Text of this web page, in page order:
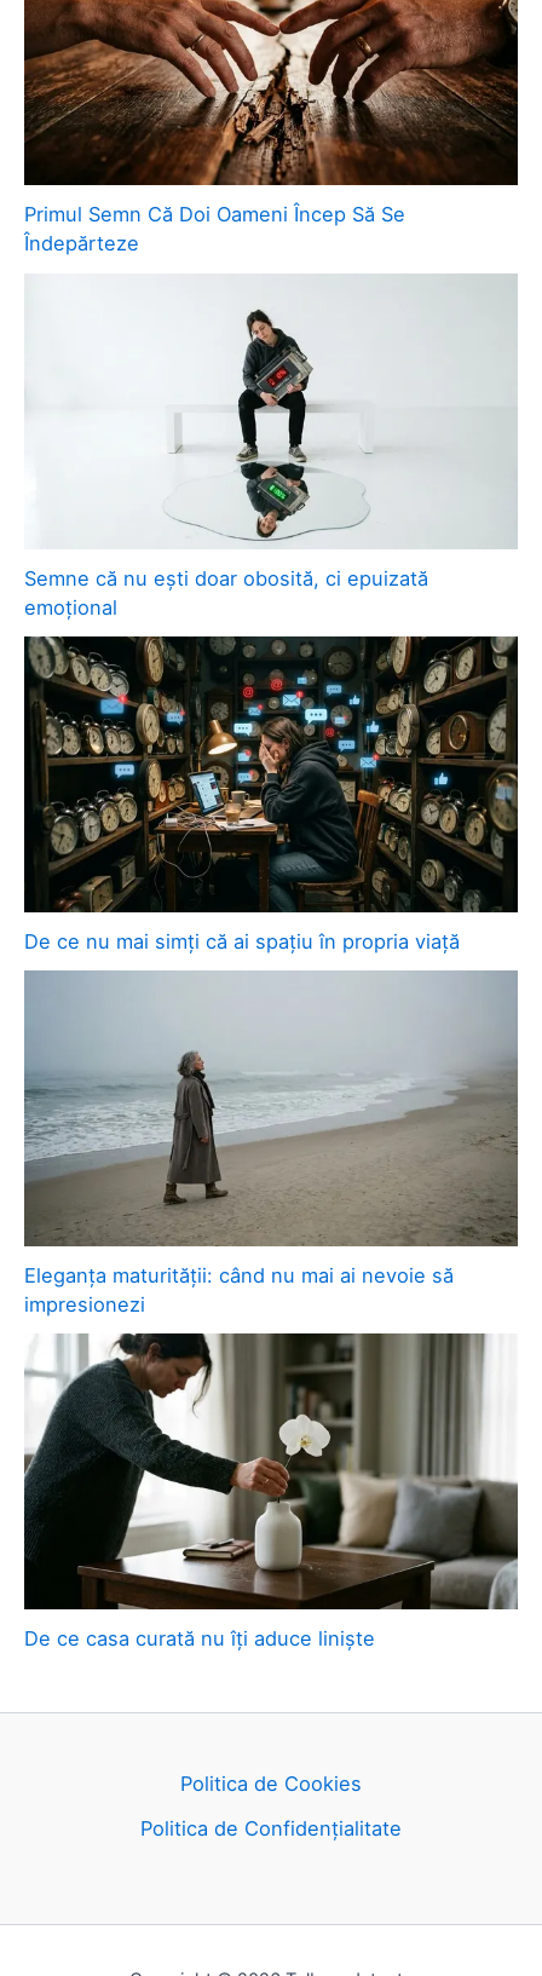
Primul Semn Că Doi Oameni Încep Să Se
Îndepărteze
Semne că nu ești doar obosită, ci epuizată
emoțional
De ce nu mai simți că ai spațiu în propria viață
Eleganța maturității: când nu mai ai nevoie să
impresionezi
De ce casa curată nu îți aduce liniște
Politica de Cookies
Politica de Confidențialitate